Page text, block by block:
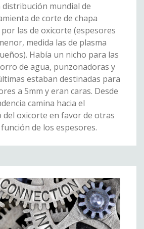
distribución mundial de
de corte de chapa
las de oxicorte (espesores
medida las de plasma
Había un nicho para las
de agua, punzonadoras y
estaban destinadas para
a 5mm y eran caras. Desde
camina hacia el
del oxicorte en favor de otras
de los espesores.